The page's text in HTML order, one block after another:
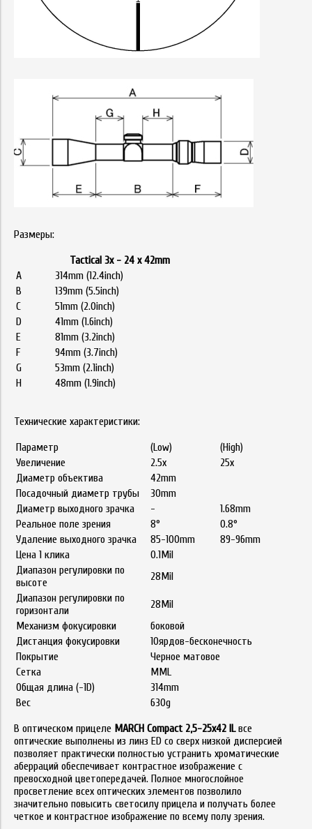
Размеры:
Tactical 3x - 24 x 42mm
A
314mm (12.4inch)
B
139mm (5.5inch)
C
51mm (2.0inch)
D
41mm (1.6inch)
E
81mm (3.2inch)
F
94mm (3.7inch)
G
53mm (2.1inch)
H
48mm (1.9inch)
Технические характеристики:
Параметр (Low)
(High)
Увеличение
2.5x
25x
Диаметр объектива
42mm
Посадочный диаметр трубы
30mm
Диаметр выходного зрачка
-
1.68mm
Реальное поле зрения
8°
0.8°
Удаление выходного зрачка
85-100mm
89-96mm
Цена 1 клика
0.1Mil
Диапазон регулировки по
высоте
28Mil
Диапазон регулировки по
горизонтали
28Mil
Механизм фокусировки
боковой
Дистанция фокусировки
10ярдов-бесконечность
Покрытие
Черное матовое
Сетка
MML
Общая длина (-1D)
314mm
Вес
630g
В оптическом прицеле MARCH Compact 2,5-25x42 ILвсе
оптические выполнены из линз ED со сверх низкой дисперсией
позволяет практически полностью устранить хроматические
аберраций обеспечивает контрастное изображение с
превосходной цветопередачей. Полное многослойное
просветление всех оптических элементов позволило
значительно повысить светосилу прицела и получать более
четкое и контрастное изображение по всему полу зрения.